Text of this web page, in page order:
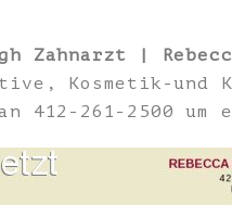
Zahnarzt |
Kosmetik-und
412-261-2500 um